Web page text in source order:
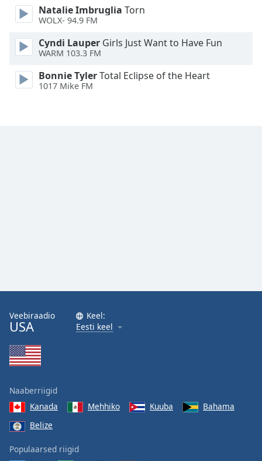
Reset
Done
Modal
Dialog
dialog
Natalie Imbruglia Torn
WOLX- 94.9 FM
Cyndi Lauper Girls Just Want to Have Fun
WARM 103.3 FM
Bonnie TylerTotal Eclipse of the Heart
1017 Mike FM
Veebiraadio
USA
Keel:
Eesti keel
Naaberriigid
Kanada
Mehhiko Kuuba
Bahama
Belize
Populaarsed riigid